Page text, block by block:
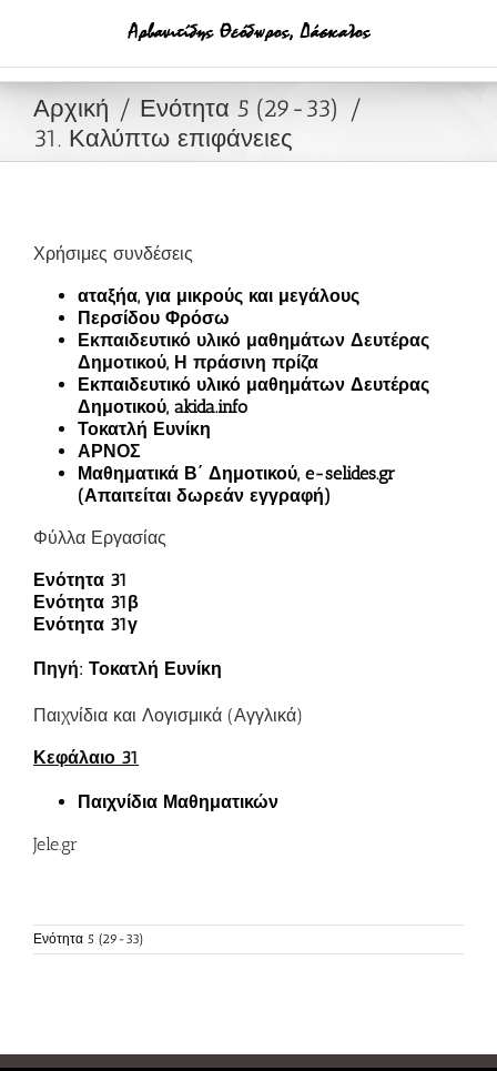
Αρχική
Ενότητα 5 (29-33)
31. Καλύπτω επιφάνειες
Χρήσιμες συνδέσεις
αταξήα, για μικρούς και μεγάλους
Περσίδου Φρόσω
Εκπαιδευτικό υλικό μαθημάτων Δευτέρας
Δημοτικού, Η πράσινη πρίζα
Εκπαιδευτικό υλικό μαθημάτων Δευτέρας
Δημοτικού, akida.info
Τοκατλή Ευνίκη
ΑΡΝΟΣ
Μαθηματικά Β΄ Δημοτικού, e-selides.gr
(Απαιτείται δωρεάν εγγραφή)
Φύλλα Εργασίας
Ενότητα 31
Ενότητα 31β
Ενότητα 31γ
Πηγή: Τοκατλή Ευνίκη
Παιχνίδια και Λογισμικά (Αγγλικά)
Κεφάλαιο 31
Παιχνίδια Μαθηματικών
Jele.gr
Ενότητα 5 (29-33)